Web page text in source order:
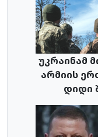
უკრაინამ
არმიის
დიდი